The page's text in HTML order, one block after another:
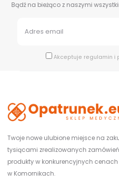
Bądź na bieżąco z naszymi
Akceptuje regulamin i
Twoje nowe ulubione miejsce na
tysiącami zrealizowanych
produkty w konkurencyjnych
w Komornikach.